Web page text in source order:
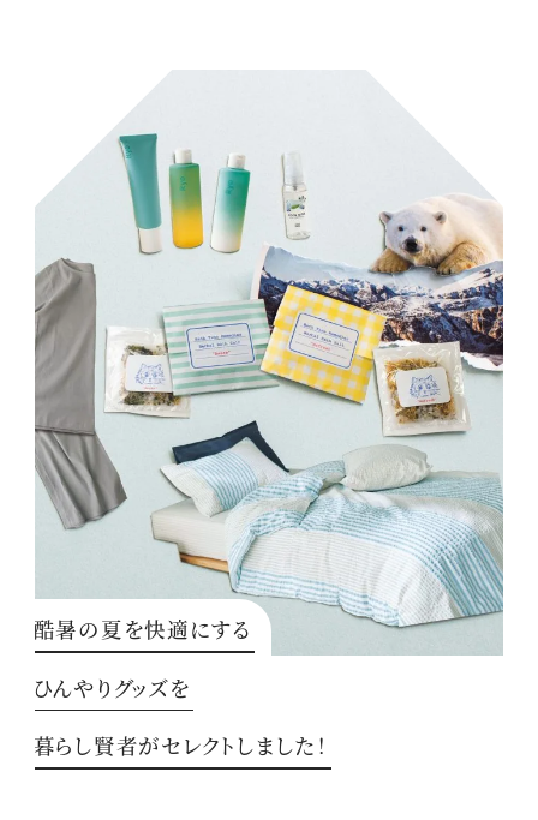
酷暑の夏を快適にする
ひんやりグッズを
暮らし賢者がセレクトしました！